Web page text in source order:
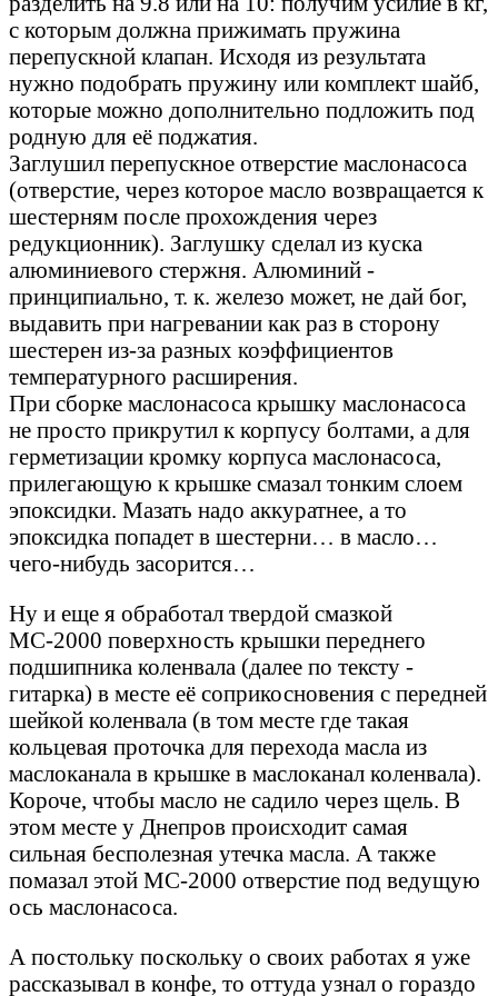
с которым должна прижимать пружина
перепускной клапан. Исходя из результата
нужно подобрать пружину или комплект шайб,
которые можно дополнительно подложить под
родную для её поджатия.
Заглушил перепускное отверстие маслонасоса
(отверстие, через которое масло возвращается к
шестерням после прохождения через
редукционник). Заглушку сделал из куска
алюминиевого стержня. Алюминий -
принципиально, т. к. железо может, не дай бог,
выдавить при нагревании как раз в сторону
шестерен из-за разных коэффициентов
температурного расширения.
При сборке маслонасоса крышку маслонасоса
не просто прикрутил к корпусу болтами, а для
герметизации кромку корпуса маслонасоса,
прилегающую к крышке смазал тонким слоем
эпоксидки. Мазать надо аккуратнее, а то
эпоксидка попадет в шестерни… в масло…
чего-нибудь засорится…
Ну и еще я обработал твердой смазкой
МС-2000 поверхность крышки переднего
подшипника коленвала (далее по тексту -
гитарка) в месте её соприкосновения с передней
шейкой коленвала (в том месте где такая
кольцевая проточка для перехода масла из
маслоканала в крышке в маслоканал коленвала).
Короче, чтобы масло не садило через щель. В
этом месте у Днепров происходит самая
сильная бесполезная утечка масла. А также
помазал этой МС-2000 отверстие под ведущую
ось маслонасоса.
А постольку поскольку о своих работах я уже
рассказывал в конфе, то оттуда узнал о гораздо